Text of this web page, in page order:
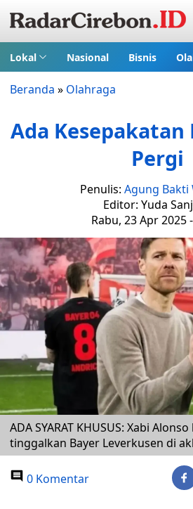
Lokal Nasional Bisnis
Beranda » Olahraga
Ada Kesepakatan
Pergi
Penulis: Agung Bakti
Editor: Yuda
Rabu, 23 Apr 2025
ADA SYARAT KHUSUS: Xabi
tinggalkan Bayer Leverkusen di
0 Komentar